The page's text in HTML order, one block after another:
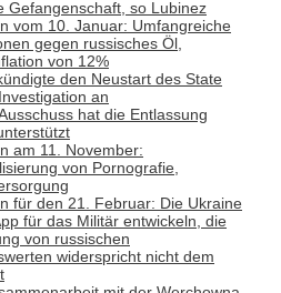
Gefangenschaft, so Lubinez
vom 10. Januar: Umfangreiche
gegen russisches Öl,
von 12%
den Neustart des State
an
hat die Entlassung
am 11. November:
von Pornografie,
für den 21. Februar: Die Ukraine
für das Militär entwickeln, die
von russischen
widerspricht nicht dem